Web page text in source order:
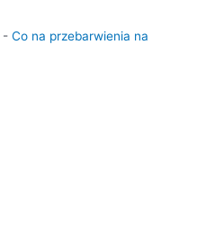
-Co na przebarwienia na